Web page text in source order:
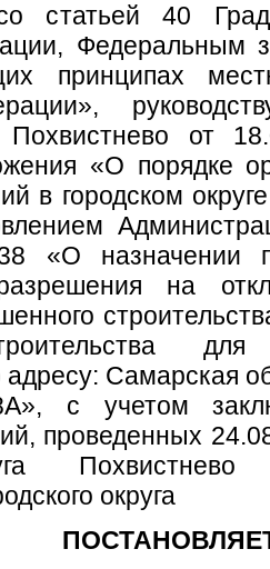
статьей 40
Федеральным
принципах
Похвистнево
«О порядке
в городском
«О назначении
на
Самарская
с учетом
проведенных
округа